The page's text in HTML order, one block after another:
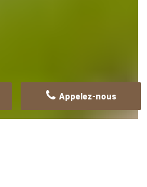
Appelez-nous